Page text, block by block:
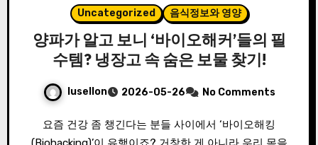
Uncategorized 음식정보와 영양
양파가 알고 보니 ‘바이오해커’들의 필
수템? 냉장고 속 숨은 보물 찾기!
lusellon 2026-05-26 No Comments
요즘 건강 좀 챙긴다는 분들 사이에서 ‘바이오해킹